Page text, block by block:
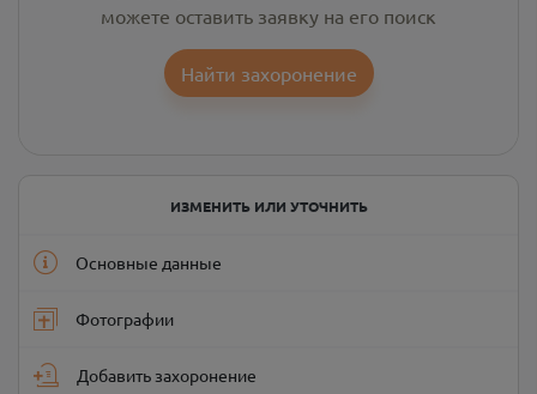
можете оставить заявку на его поиск
Найти захоронение
ИЗМЕНИТЬ ИЛИ УТОЧНИТЬ
Основные данные
Фотографии
Добавить захоронение